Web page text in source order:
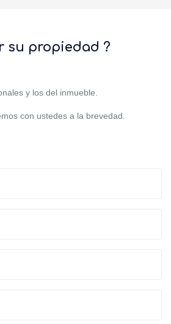
su propiedad ?
y los del inmueble.
con ustedes a la brevedad.